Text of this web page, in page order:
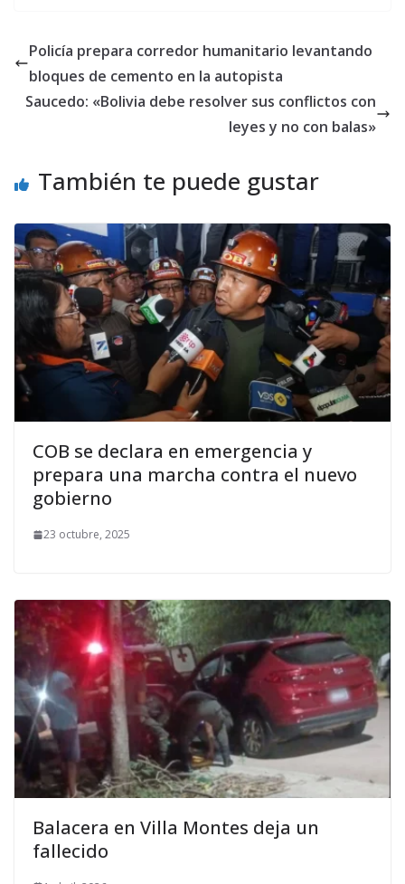
Policía prepara corredor humanitario levantando
bloques de cemento en la autopista
Saucedo: «Bolivia debe resolver sus conflictos con
leyes y no con balas»
También te puede gustar
COB se declara en emergencia y
prepara una marcha contra el nuevo
gobierno
23 octubre, 2025
Balacera en Villa Montes deja un
fallecido